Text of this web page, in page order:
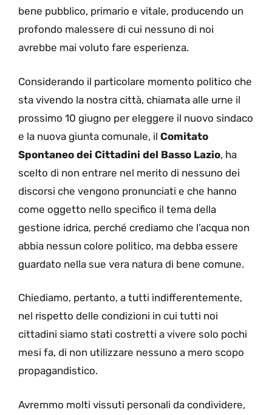
bene pubblico, primario e vitale, producendo un
profondo malessere di cui nessuno di noi
avrebbe mai voluto fare esperienza.
Considerando il particolare momento politico che
sta vivendo la nostra città, chiamata alle urne il
prossimo 10 giugno per eleggere il nuovo sindaco
e la nuova giunta comunale, il Comitato
Spontaneo dei Cittadini del Basso Lazio, ha
scelto di non entrare nel merito di nessuno dei
discorsi che vengono pronunciati e che hanno
come oggetto nello specifico il tema della
gestione idrica, perché crediamo che l’acqua non
abbia nessun colore politico, ma debba essere
guardato nella sue vera natura di bene comune.
Chiediamo, pertanto, a tutti indifferentemente,
nel rispetto delle condizioni in cui tutti noi
cittadini siamo stati costretti a vivere solo pochi
mesi fa, di non utilizzare nessuno a mero scopo
propagandistico.
Avremmo molti vissuti personali da condividere,